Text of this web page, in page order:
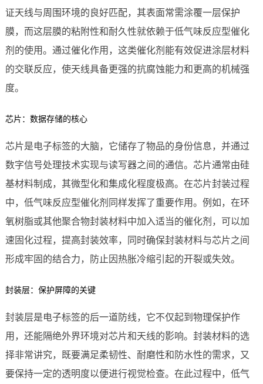
证天线与周围环境的良好匹配，其表面常需涂覆一层保护
膜，而这层膜的粘附性和耐久性就依赖于低气味反应型催化
剂的使用。通过催化作用，这类催化剂能有效促进涂层材料
的交联反应，使天线具备更强的抗腐蚀能力和更高的机械强
度。
芯片：数据存储的核心
芯片是电子标签的大脑，它储存了物品的身份信息，并通过
数字信号处理技术实现与读写器之间的通信。芯片通常由硅
基材料制成，其微型化和集成化程度极高。在芯片封装过程
中，低气味反应型催化剂同样发挥了重要作用。例如，在环
氧树脂或其他聚合物封装材料中加入适当的催化剂，可以加
速固化过程，提高封装效率，同时确保封装材料与芯片之间
形成牢固的结合力，防止因热胀冷缩引起的开裂或失效。
封装层：保护屏障的关键
封装层是电子标签的后一道防线，它不仅起到物理保护作
用，还能隔绝外界环境对芯片和天线的影响。封装材料的选
择非常讲究，既要满足柔韧性、耐磨性和防水性的需求，又
要保持一定的透明度以便进行视觉检查。在此过程中，低气